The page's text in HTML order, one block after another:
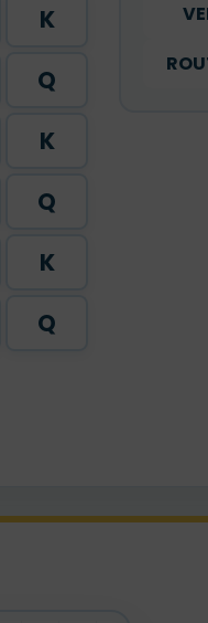
K
Q
K
Q
K
Q